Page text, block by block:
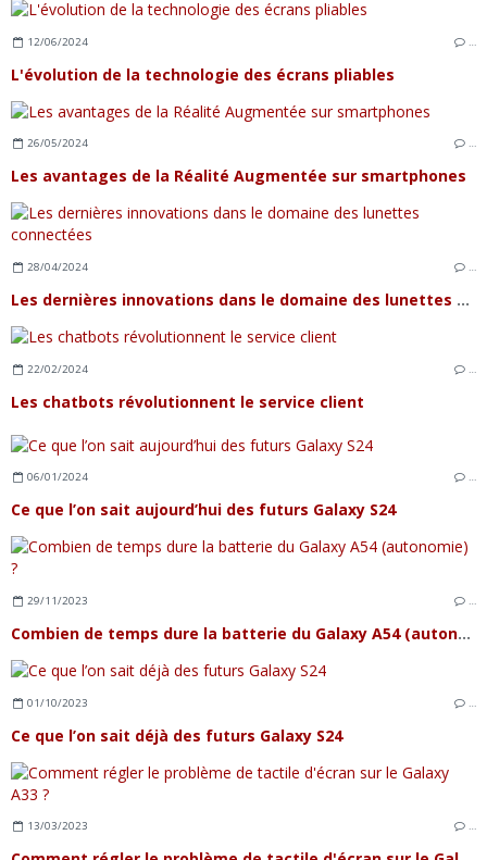
12/06/2024 …
L'évolution de la technologie des écrans pliables
26/05/2024 …
Les avantages de la Réalité Augmentée sur smartphones
28/04/2024 …
Les dernières innovations dans le domaine des lunettes connectées
22/02/2024 …
Les chatbots révolutionnent le service client
06/01/2024 …
Ce que l’on sait aujourd’hui des futurs Galaxy S24
29/11/2023 …
Combien de temps dure la batterie du Galaxy A54 (autonomie) ?
01/10/2023
Ce que l’on sait déjà des futurs Galaxy S24
13/03/2023 …